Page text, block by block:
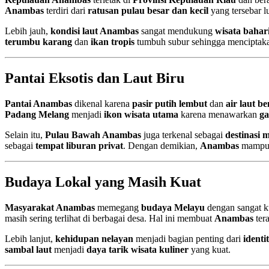
Anambas terdiri dari ratusan pulau besar dan kecil yang tersebar
Lebih jauh, kondisi laut Anambas sangat mendukung wisata
terumbu karang dan ikan tropis tumbuh subur sehingga
Pantai Eksotis dan Laut Biru
Pantai Anambas dikenal karena pasir putih lembut dan air laut
Padang Melang menjadi ikon wisata utama karena menawarkan
Selain itu, Pulau Bawah Anambas juga terkenal sebagai destinasi
sebagai tempat liburan privat. Dengan demikian, Anambas
Budaya Lokal yang Masih Kuat
Masyarakat Anambas memegang budaya Melayu dengan sangat
masih sering terlihat di berbagai desa. Hal ini membuat Anambas
Lebih lanjut, kehidupan nelayan menjadi bagian penting dari
sambal laut menjadi daya tarik wisata kuliner yang kuat.